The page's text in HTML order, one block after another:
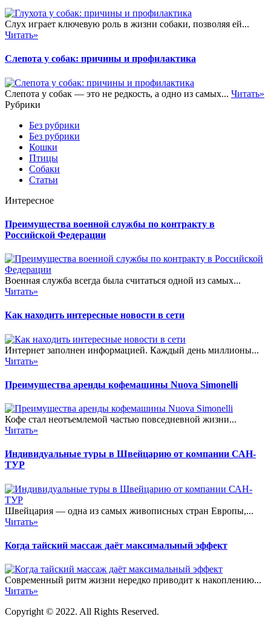
Слух играет ключевую роль в жизни собаки, позволяя ей...
Читать»
Слепота у собак: причины и профилактика
Слепота у собак — это не редкость, а одно из самых... Читать»
Рубрики
Без рубрики
Без рубрики
Кошки
Птицы
Собаки
Статьи
Интересное
Преимущества военной службы по контракту в
Российской Федерации
Военная служба всегда была считаться одной из самых...
Читать»
Как находить интересные новости в сети
Интернет заполнен информацией. Каждый день миллионы...
Читать»
Преимущества аренды кофемашины Nuova Simonelli
Кофе стал неотъемлемой частью повседневной жизни...
Читать»
Индивидуальные туры в Швейцарию от компании САН-
ТУР
Швейцария — одна из самых живописных стран Европы,...
Читать»
Когда тайский массаж даёт максимальный эффект
Современный ритм жизни нередко приводит к накоплению...
Читать»
Copyright © 2022. All Rights Reserved.